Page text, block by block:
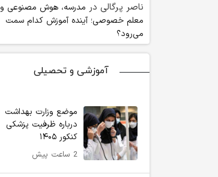
ناصر پرگالی در مدرسه، هوش مصنوعی و
معلم خصوصی؛ آینده آموزش کدام سمت
می‌رود؟
آموزشی و تحصیلی
موضع وزارت بهداشت
درباره ظرفیت پزشکی
کنکور ۱۴۰۵
2 ساعت پیش